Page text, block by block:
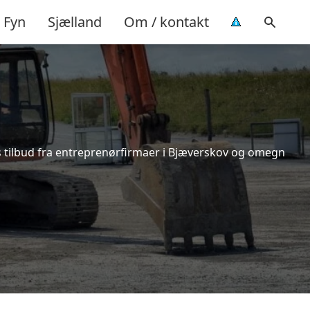
Fyn Sjælland Om / kontakt
fra entreprenørfirmaer i Bjæverskov og omegn